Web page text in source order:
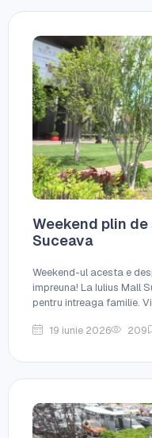
Weekend plin
Suceava
Weekend-ul acesta e
impreuna! La Iulius Mall
pentru intreaga familie.
19 iunie 2026 209